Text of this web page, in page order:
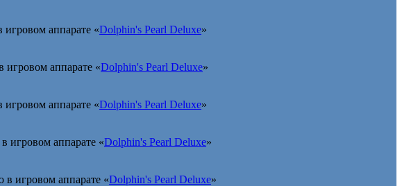
аппарате «Dolphin's Pearl Deluxe»
аппарате «Dolphin's Pearl Deluxe»
аппарате «Dolphin's Pearl Deluxe»
игровом аппарате «Dolphin's Pearl Deluxe»
игровом аппарате «Dolphin's Pearl Deluxe»